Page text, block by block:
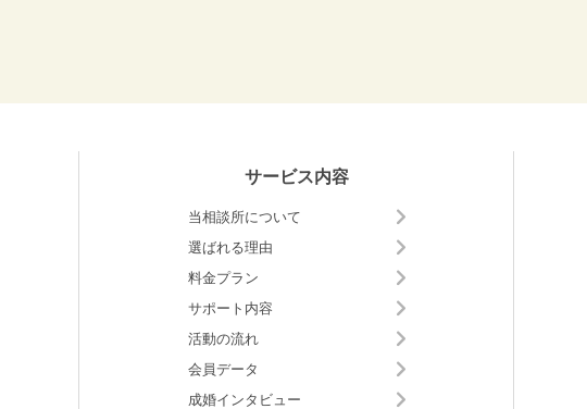
サービス内容
当相談所について
選ばれる理由
料金プラン
サポート内容
活動の流れ
会員データ
成婚インタビュー